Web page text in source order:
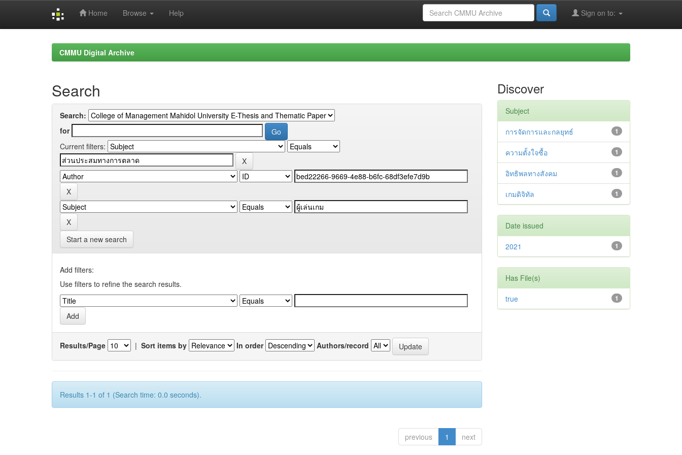
Home Browse Help Sign on to:
CMMU Digital Archive
Search
Search:
for
Current filters:
Start a new search
Add filters:
Use filters to refine the search results.
Results/Page | Sort items by In order Authors/record
Results 1-1 of 1 (Search time: 0.0 seconds).
previous 1 next
Discover
Subject
1
การจัดการและกลยุทธ์
1
ความตั้งใจซื้อ
1
อิทธิพลทางสังคม
1
เกมดิจิทัล
Date issued
1
2021
Has File(s)
1
true